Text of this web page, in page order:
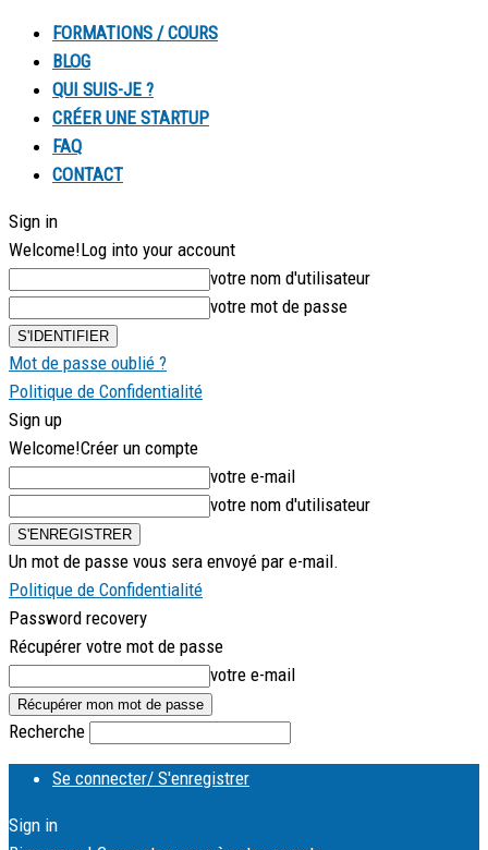
FORMATIONS / COURS
BLOG
QUI SUIS-JE ?
CRÉER UNE STARTUP
FAQ
CONTACT
Sign in
Welcome!Log into your account
votre nom d'utilisateur
votre mot de passe
Mot de passe oublié ?
Politique de Confidentialité
Sign up
Welcome!Créer un compte
votre e-mail
votre nom d'utilisateur
Un mot de passe vous sera envoyé par e-mail.
Politique de Confidentialité
Password recovery
Récupérer votre mot de passe
votre e-mail
Recherche
Se connecter/ S'enregistrer
Sign in